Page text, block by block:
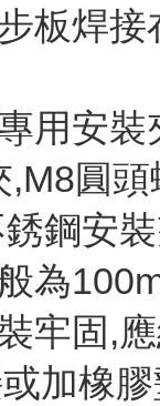
板焊
用安
圓
鋼安
為
牢固,
加橡